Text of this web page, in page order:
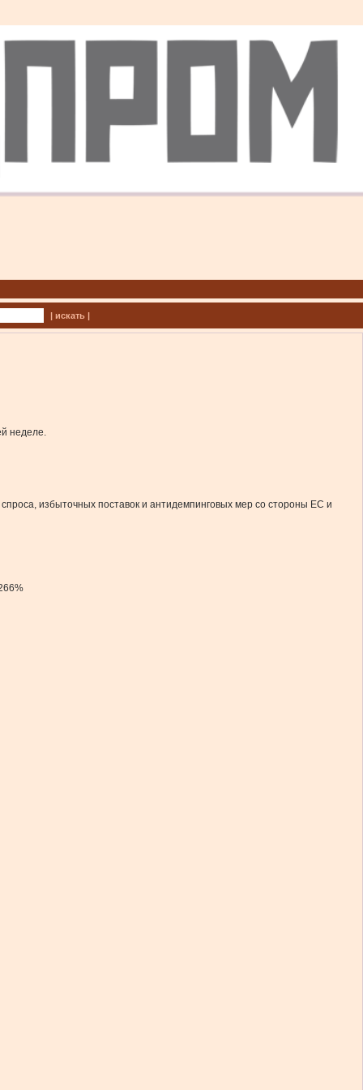
| искать |
неделе.
избыточных поставок и антидемпинговых мер со стороны ЕС и